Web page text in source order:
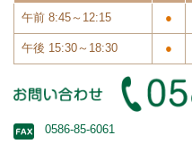
午前 8:45～12:15 ●
午後 15:30～18:30 ●
0586-85-6061